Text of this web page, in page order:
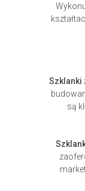
Szklanki
są